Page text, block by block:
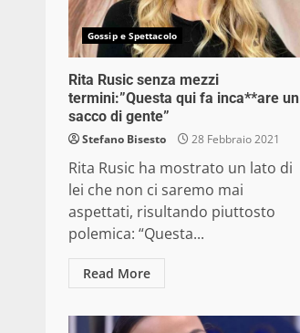
Gossip e Spettacolo
Rita Rusic senza mezzi
termini:”Questa qui fa inca**are un
sacco di gente”
Stefano Bisesto 28 Febbraio 2021
Rita Rusic ha mostrato un lato di
lei che non ci saremo mai
aspettati, risultando piuttosto
polemica: “Questa...
Read More